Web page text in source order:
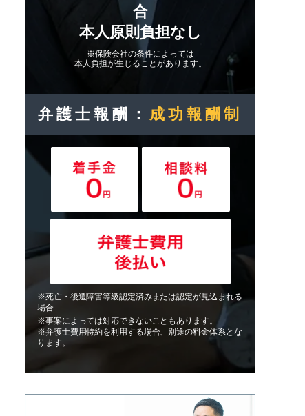
合
本人原則負担なし
※保険会社の条件によっては
本人負担が生じることがあります。
弁護士報酬： 成功報酬制
※死亡・後遺障害等級認定済みまたは認定が見込まれる
場合
※事案によっては対応できないこともあります。
※弁護士費用特約を利用する場合、別途の料金体系とな
ります。